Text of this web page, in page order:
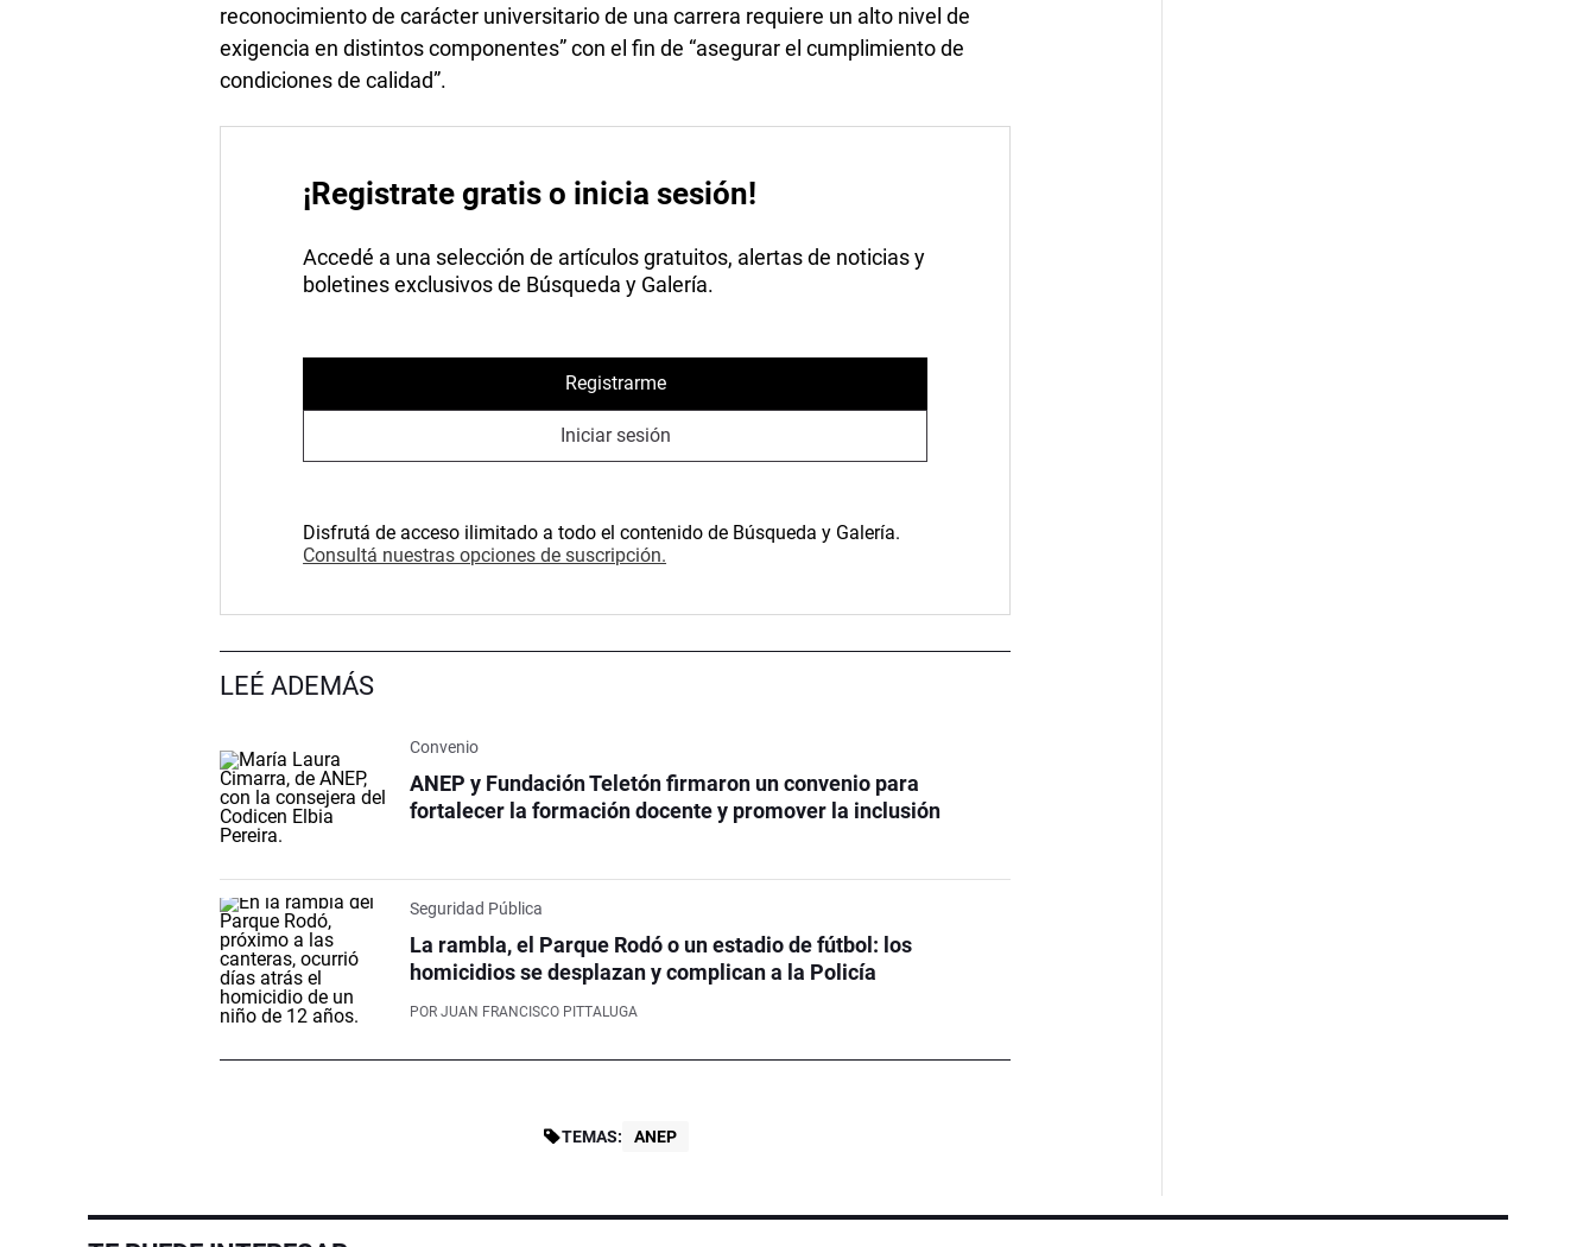
reconocimiento de carácter universitario de una carrera requiere un alto nivel de
exigencia en distintos componentes” con el fin de “asegurar el cumplimiento de
condiciones de calidad”.
¡Registrate gratis o inicia sesión!
Accedé a una selección de artículos gratuitos, alertas de noticias y
boletines exclusivos de Búsqueda y Galería.
Registrarme
Iniciar sesión
Disfrutá de acceso ilimitado a todo el contenido de Búsqueda y Galería.
Consultá nuestras opciones de suscripción.
LEÉ ADEMÁS
Convenio
ANEP y Fundación Teletón firmaron un convenio para
fortalecer la formación docente y promover la inclusión
Seguridad Pública
La rambla, el Parque Rodó o un estadio de fútbol: los
homicidios se desplazan y complican a la Policía
POR JUAN FRANCISCO PITTALUGA
TEMAS: ANEP